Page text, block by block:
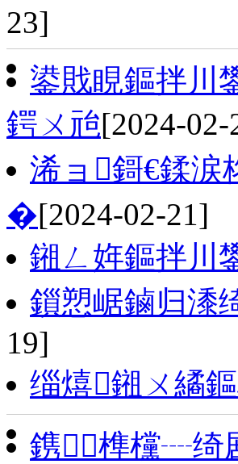
23]
鍙戝睍鏂拌川
鍔ㄨ兘[2024-02-
浠ョ鎶€鍒涙
�[2024-02-21]
鎺ㄥ姩鏂拌川
鎻愬崌鏀归潻
19]
缁熺鎺ㄨ繘
鎸榫欓┈绮